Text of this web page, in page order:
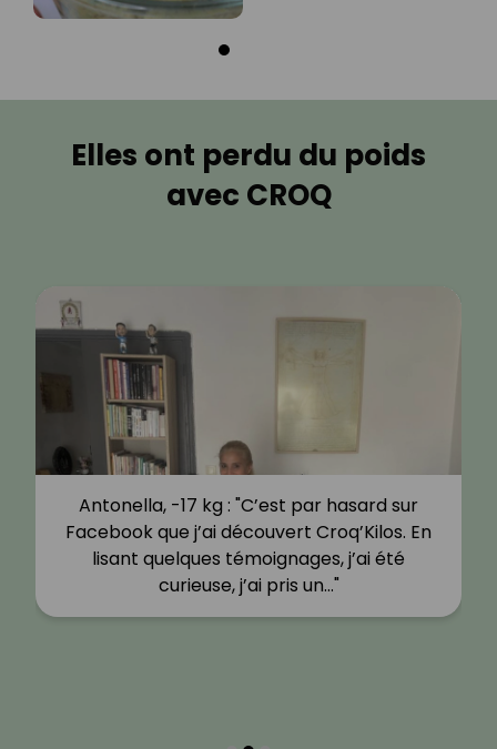
Elles ont perdu du poids
avec CROQ
Antonella, -17 kg : "C’est par hasard sur
Facebook que j’ai découvert Croq’Kilos. En
lisant quelques témoignages, j’ai été
curieuse, j’ai pris un…"